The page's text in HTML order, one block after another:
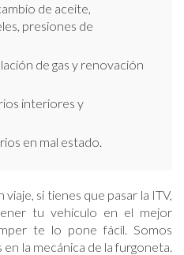
de aceite,
presiones de
de gas y renovación
interiores y
en mal estado.
si tienes que pasar la ITV,
tu vehículo en el mejor
te lo pone fácil. Somos
la mecánica de la furgoneta.